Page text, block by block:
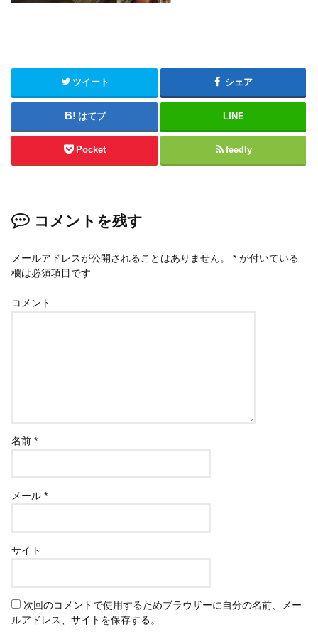
ツイート シェア
はてブ LINE
Pocket feedly
コメントを残す
メールアドレスが公開されることはありません。 * が付いている
欄は必須項目です
コメント
名前*
メール*
サイト
次回のコメントで使用するためブラウザーに自分の名前、メー
ルアドレス、サイトを保存する。